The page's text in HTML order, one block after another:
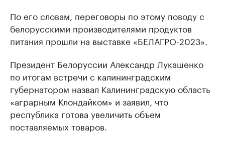
По его словам, переговоры по этому поводу с
белорусскими производителями продуктов
питания прошли на выставке «БЕЛАГРО-2023».
Президент Белоруссии Александр Лукашенко
по итогам встречи с калининградским
губернатором назвал Калининградскую область
«аграрным Клондайком» и заявил, что
республика готова увеличить объем
поставляемых товаров.